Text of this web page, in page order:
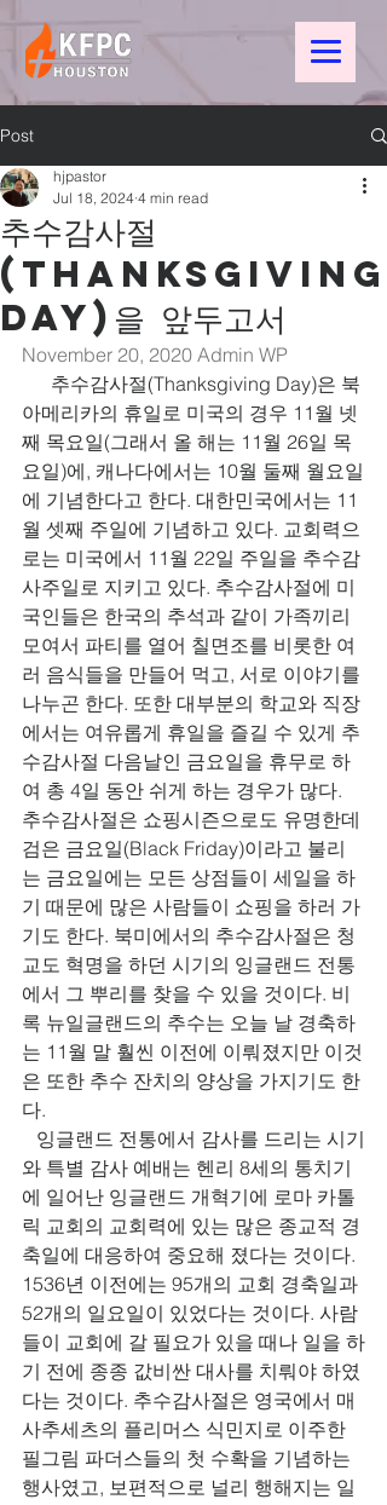
Post
추수감사절
(THANKSGIVING
DAY)을 앞두고서
hjpastor
Jul 18, 2024 4 min read
November 20, 2020 Admin WP
추수감사절(Thanksgiving Day)은 북
아메리카의 휴일로 미국의 경우 11월 넷
째 목요일(그래서 올 해는 11월 26일 목
요일)에, 캐나다에서는 10월 둘째 월요일
에 기념한다고 한다. 대한민국에서는 11
월 셋째 주일에 기념하고 있다. 교회력으
로는 미국에서 11월 22일 주일을 추수감
사주일로 지키고 있다. 추수감사절에 미
국인들은 한국의 추석과 같이 가족끼리
모여서 파티를 열어 칠면조를 비롯한 여
러 음식들을 만들어 먹고, 서로 이야기를
나누곤 한다. 또한 대부분의 학교와 직장
에서는 여유롭게 휴일을 즐길 수 있게 추
수감사절 다음날인 금요일을 휴무로 하
여 총 4일 동안 쉬게 하는 경우가 많다.
추수감사절은 쇼핑시즌으로도 유명한데
검은 금요일(Black Friday)이라고 불리
는 금요일에는 모든 상점들이 세일을 하
기 때문에 많은 사람들이 쇼핑을 하러 가
기도 한다. 북미에서의 추수감사절은 청
교도 혁명을 하던 시기의 잉글랜드 전통
에서 그 뿌리를 찾을 수 있을 것이다. 비
록 뉴일글랜드의 추수는 오늘 날 경축하
는 11월 말 훨씬 이전에 이뤄졌지만 이것
은 또한 추수 잔치의 양상을 가지기도 한
다.
잉글랜드 전통에서 감사를 드리는 시기
와 특별 감사 예배는 헨리 8세의 통치기
에 일어난 잉글랜드 개혁기에 로마 카톨
릭 교회의 교회력에 있는 많은 종교적 경
축일에 대응하여 중요해 졌다는 것이다.
1536년 이전에는 95개의 교회 경축일과
52개의 일요일이 있었다는 것이다. 사람
들이 교회에 갈 필요가 있을 때나 일을 하
기 전에 종종 값비싼 대사를 치뤄야 하였
다는 것이다. 추수감사절은 영국에서 매
사추세츠의 플리머스 식민지로 이주한
필그림 파더스들의 첫 수확을 기념하는
행사였고, 보편적으로 널리 행해지는 일